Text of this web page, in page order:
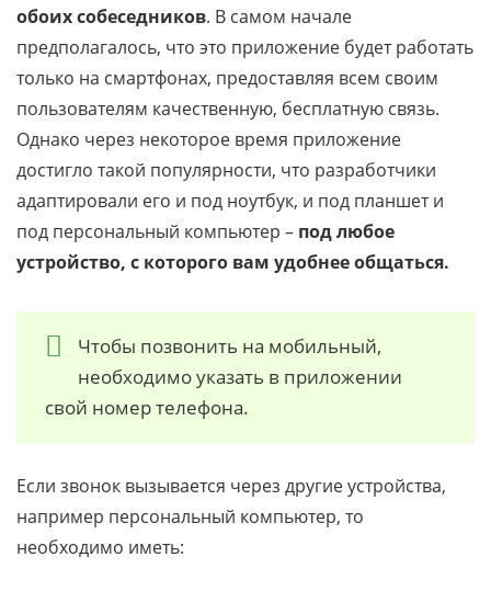
обоих собеседников. В самом начале
предполагалось, что это приложение будет работать
только на смартфонах, предоставляя всем своим
пользователям качественную, бесплатную связь.
Однако через некоторое время приложение
достигло такой популярности, что разработчики
адаптировали его и под ноутбук, и под планшет и
под персональный компьютер – под любое
устройство, с которого вам удобнее общаться.
Чтобы позвонить на мобильный,
необходимо указать в приложении
свой номер телефона.
Если звонок вызывается через другие устройства,
например персональный компьютер, то
необходимо иметь: